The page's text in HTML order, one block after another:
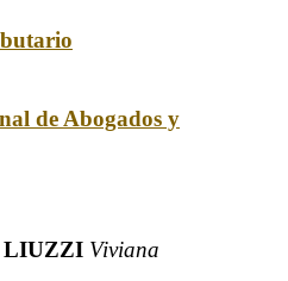
de Abogados y
LIUZZI Viviana